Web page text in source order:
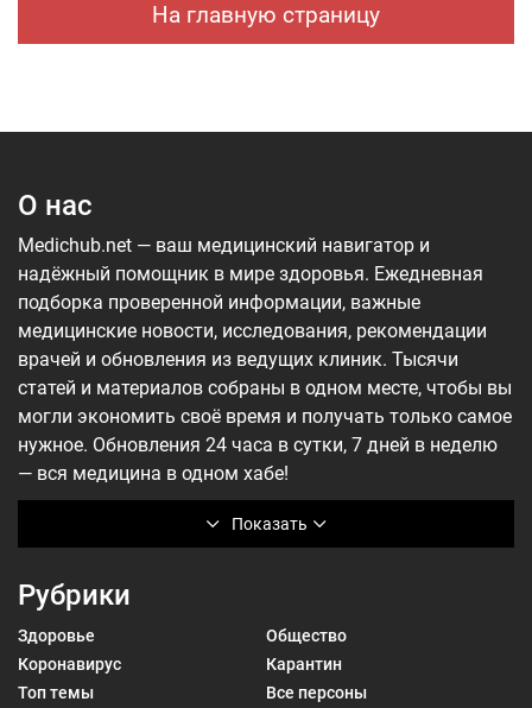
На главную страницу
О нас
Показать
Medichub.net — ваш медицинский навигатор и
надёжный помощник в мире здоровья. Ежедневная
подборка проверенной информации, важные
медицинские новости, исследования, рекомендации
врачей и обновления из ведущих клиник. Тысячи
статей и материалов собраны в одном месте, чтобы вы
могли экономить своё время и получать только самое
нужное. Обновления 24 часа в сутки, 7 дней в неделю
— вся медицина в одном хабе!
Рубрики
Здоровье
Общество
Коронавирус
Карантин
Топ темы
Все персоны